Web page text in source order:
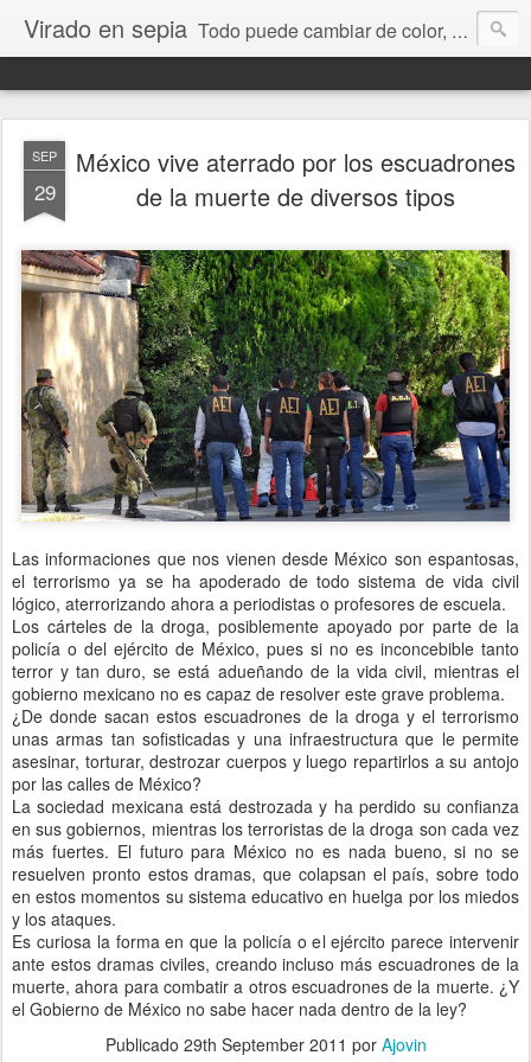
Virado en sepia Todo puede cambiar de color, depende de nosotros y de nuestra capacidad para aprender a mirar. Hablamos de sociedad, economía, empresa, política, RRHH, formación. De Historia reciente, de educación y de temas sociales.
SEP
29
México vive aterrado por los escuadrones
de la muerte de diversos tipos
Las informaciones que nos vienen desde México son espantosas,
el terrorismo ya se ha apoderado de todo sistema de vida civil
lógico, aterrorizando ahora a periodistas o profesores de escuela.
Los cárteles de la droga, posiblemente apoyado por parte de la
policía o del ejército de México, pues si no es inconcebible tanto
terror y tan duro, se está adueñando de la vida civil, mientras el
gobierno mexicano no es capaz de resolver este grave problema.
¿De donde sacan estos escuadrones de la droga y el terrorismo
unas armas tan sofisticadas y una infraestructura que le permite
asesinar, torturar, destrozar cuerpos y luego repartirlos a su antojo
por las calles de México?
La sociedad mexicana está destrozada y ha perdido su confianza
en sus gobiernos, mientras los terroristas de la droga son cada vez
más fuertes. El futuro para México no es nada bueno, si no se
resuelven pronto estos dramas, que colapsan el país, sobre todo
en estos momentos su sistema educativo en huelga por los miedos
y los ataques.
Es curiosa la forma en que la policía o el ejército parece intervenir
ante estos dramas civiles, creando incluso más escuadrones de la
muerte, ahora para combatir a otros escuadrones de la muerte. ¿Y
el Gobierno de México no sabe hacer nada dentro de la ley?
Publicado 29th September 2011 por Ajovin